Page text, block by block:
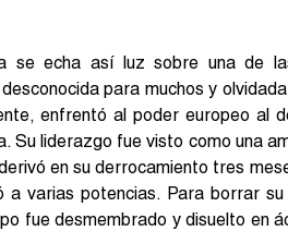
se echa así luz sobre una de
para muchos y
enfrentó al poder europeo al
Su liderazgo fue visto como una
en su derrocamiento tres
a varias potencias. Para borrar
fue desmembrado y disuelto en